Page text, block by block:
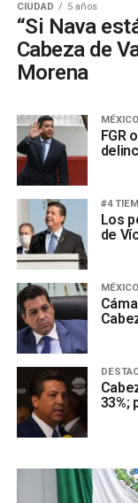
CIUDAD 5 años
“Si Nava
Cabeza de
Morena
MÉXICO
FGR
#4
Los
de
MÉXICO
33%;